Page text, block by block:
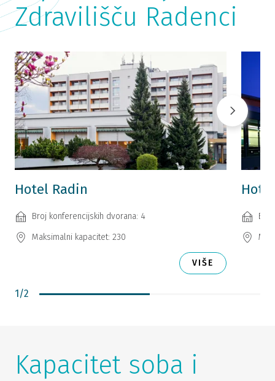
Zdravilišču Radenci
Hotel Radin
Broj konferencijskih dvorana: 4
Maksimalni kapacitet: 230
VIŠE
1 /2
Kapacitet soba i